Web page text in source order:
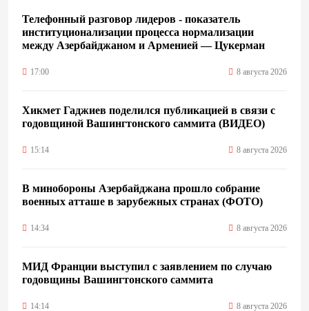
Телефонный разговор лидеров - показатель
институционализации процесса нормализации
между Азербайджаном и Арменией — Цукерман
17:00 8 августа 2026
Хикмет Гаджиев поделился публикацией в связи с
годовщиной Вашингтонского саммита (ВИДЕО)
15:14 8 августа 2026
В минобороны Азербайджана прошло собрание
военных атташе в зарубежных странах (ФОТО)
14:34 8 августа 2026
МИД Франции выступил с заявлением по случаю
годовщины Вашингтонского саммита
14:14 8 августа 2026